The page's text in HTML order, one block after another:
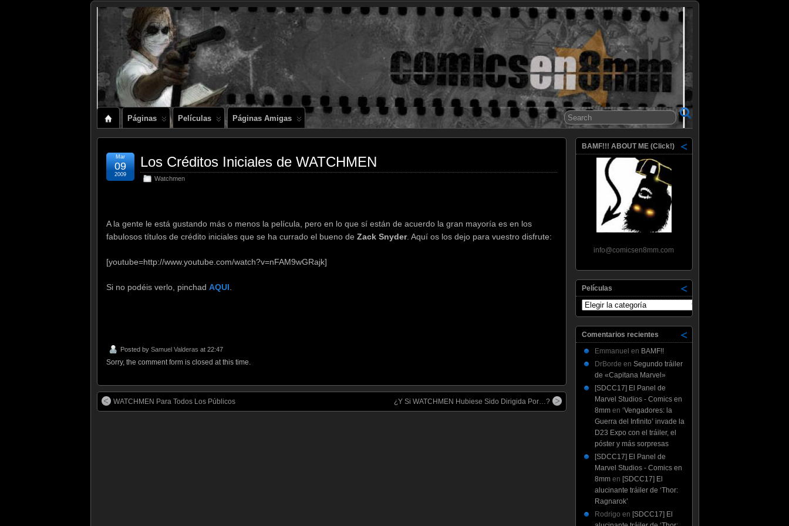
Comics en 8mm
Páginas Películas Páginas Amigas
Los Créditos Iniciales de WATCHMEN
Watchmen
Mar
09
2009
A la gente le está gustando más o menos la película, pero en lo que sí están de acuerdo la gran mayoría es en los
fabulosos títulos de crédito iniciales que se ha currado el bueno de Zack Snyder. Aquí os los dejo para vuestro disfrute:
[youtube=http://www.youtube.com/watch?v=nFAM9wGRajk]
Si no podéis verlo, pinchad AQUI
Posted by Samuel Valderas at 22:47
Sorry, the comment form is closed at this time.
WATCHMEN Para Todos Los Públicos ¿Y Si WATCHMEN Hubiese Sido Dirigida Por…?
BAMF!!! ABOUT ME (Click!)
info@comicsen8mm.com
Películas
Películas
Comentarios recientes
Emmanuel en BAMF!!
DrBorde en Segundo tráiler
de «Capitana Marvel»
[SDCC17] El Panel de
Marvel Studios - Comics en
8mmen ‘Vengadores: la
Guerra del Infinito’ invade la
D23 Expo con el tráiler, el
póster y más sorpresas
[SDCC17] El Panel de
Marvel Studios - Comics en
8mmen [SDCC17] El
alucinante tráiler de ‘Thor:
Ragnarok’
Rodrigo en [SDCC17] El